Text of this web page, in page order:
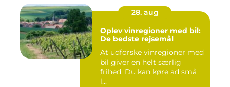
28. aug
Oplev vinregioner med bil:
De bedste rejsemål
At udforske vinregioner med
bil giver en helt særlig
frihed. Du kan køre ad små
l...